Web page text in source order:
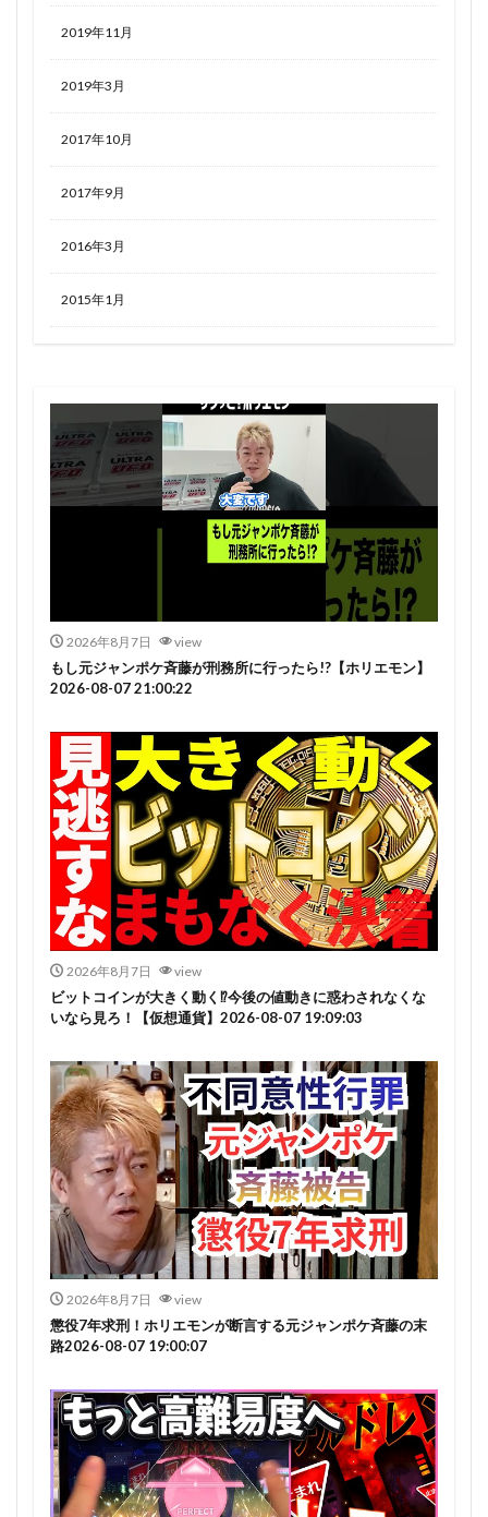
2019年11月
2019年3月
2017年10月
2017年9月
2016年3月
2015年1月
2026年8月7日 view
もし元ジャンポケ斉藤が刑務所に行ったら!?【ホリエモン】
2026-08-07 21:00:22
2026年8月7日 view
ビットコインが大きく動く⁉今後の値動きに惑わされなくな
いなら見ろ！【仮想通貨】2026-08-07 19:09:03
2026年8月7日 view
懲役7年求刑！ホリエモンが断言する元ジャンポケ斉藤の末
路2026-08-07 19:00:07